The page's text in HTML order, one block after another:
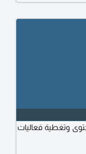
وتغطية فعاليات